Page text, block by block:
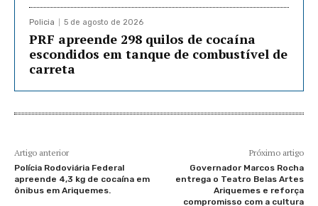
Policia 5 de agosto de 2026
PRF apreende 298 quilos de cocaína
escondidos em tanque de combustível de
carreta
Artigo anterior
Polícia Rodoviária Federal
apreende 4,3 kg de cocaína em
ônibus em Ariquemes.
Próximo artigo
Governador Marcos Rocha
entrega o Teatro Belas Artes
Ariquemes e reforça
compromisso com a cultura